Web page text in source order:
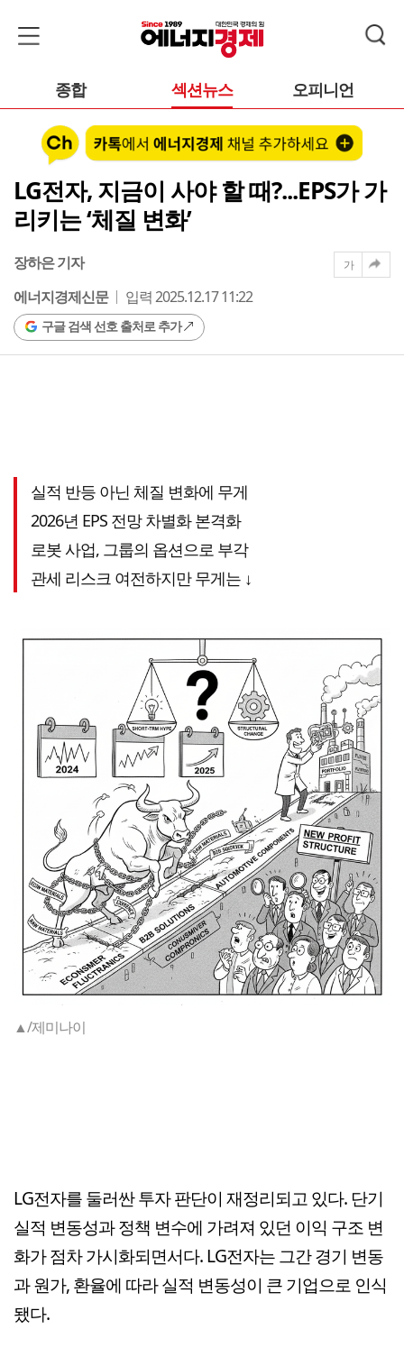
종합 섹션뉴스 오피니언
LG전자, 지금이 사야 할 때?...EPS가 가
리키는 ‘체질 변화’
장하은 기자
에너지경제신문
입력 2025.12.17 11:22
구글 검색 선호 출처로 추가
가
실적 반등 아닌 체질 변화에 무게
2026년 EPS 전망 차별화 본격화
로봇 사업, 그룹의 옵션으로 부각
관세 리스크 여전하지만 무게는 ↓
▲/제미나이
LG전자를 둘러싼 투자 판단이 재정리되고 있다. 단기
실적 변동성과 정책 변수에 가려져 있던 이익 구조 변
화가 점차 가시화되면서다. LG전자는 그간 경기 변동
과 원가, 환율에 따라 실적 변동성이 큰 기업으로 인식
됐다.